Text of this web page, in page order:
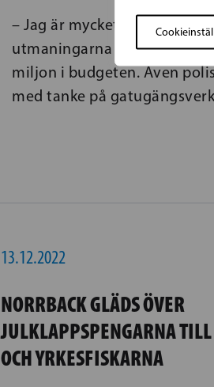
– Jag är mycket nöjd med
utmaningarna för
miljon i budgeten. Även
med tanke på
13.12.2022
NORRBACK GLÄDS ÖVER
JULKLAPPSPENGARNA
OCH YRKESFISKARNA